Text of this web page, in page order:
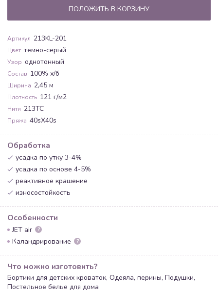
ПОЛОЖИТЬ В КОРЗИНУ
Артикул 213KL-201
Цвет темно-серый
Узор однотонный
Состав 100% х/б
Ширина 2,45 м
Плотность 121 г/м2
Нити 213ТС
Пряжа 40sХ40s
Обработка
усадка по утку 3-4%
усадка по основе 4-5%
реактивное крашение
износостойкость
Особенности
JET air ?
Каландрирование ?
Что можно изготовить?
Бортики для детских кроваток, Одеяла, перины, Подушки,
Постельное белье для дома